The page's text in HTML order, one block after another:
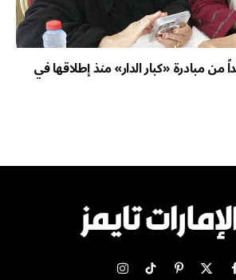
من مبادرة «كبار الدار» منذ إطلاقها في